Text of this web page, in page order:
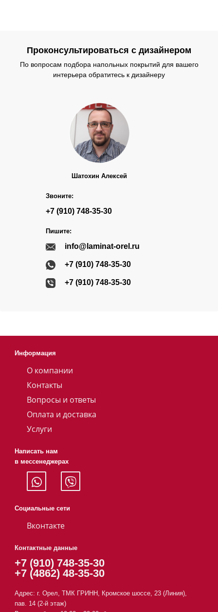
Проконсультироваться с дизайнером
По вопросам подбора напольных покрытий для вашего
интерьера обратитесь к дизайнеру
Шатохин Алексей
Звоните:
+7 (910) 748-35-30
Пишите:
info@laminat-orel.ru
+7 (910) 748-35-30
+7 (910) 748-35-30
Информация
О компании
Контакты
Вопросы и ответы
Оплата и доставка
Услуги
Написать нам
в мессенеджерах
Социальные сети
Вконтакте
Контактные данные
+7 (910) 748-35-30
+7 (4862) 48-35-30
Адрес: г. Орел, ТМК ГРИНН, Кромское шоссе, 23 (Линия),
пав. 14 (2-й этаж)